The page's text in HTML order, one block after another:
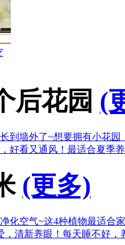
后花园 (
到墙外了~想要拥有小花园
好看又通风！ 最适合夏季
(更多)
化空气~这4种植物最适合
清新养眼！ 每天睡不好，